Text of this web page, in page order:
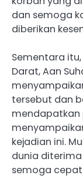
dan semoga
diberikan
Sementara
Darat, Aan
tersebut dan
mendapatkan
kejadian ini.
dunia diterima
semoga cepat